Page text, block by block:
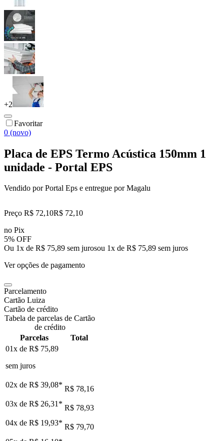
+2
Favoritar
0 (novo)
Placa de EPS Termo Acústica 150mm 1
unidade - Portal EPS
Vendido porPortal Eps e entregue por Magalu
Preço R$ 72,10R$ 72,10
no Pix
5% OFF
Ou 1x de R$ 75,89 sem jurosou 1x de R$ 75,89 sem juros
Ver opções de pagamento
Parcelamento
Cartão Luiza
Cartão de crédito
Tabela de parcelas de Cartão
de crédito
Parcelas
Total
01x de R$ 75,89
sem juros
02x de R$ 39,08* R$ 78,16
03x de R$ 26,31* R$ 78,93
04x de R$ 19,93* R$ 79,70